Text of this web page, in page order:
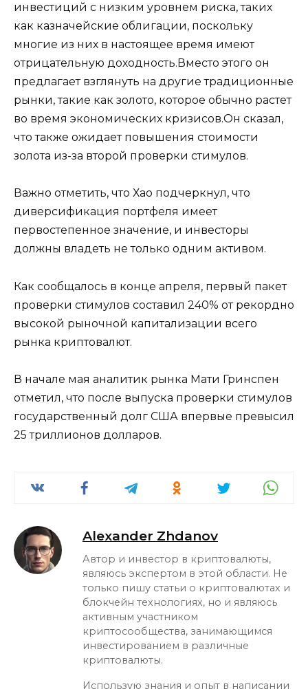
инвестиций с низким уровнем риска, таких
как казначейские облигации, поскольку
многие из них в настоящее время имеют
отрицательную доходность.Вместо этого он
предлагает взглянуть на другие традиционные
рынки, такие как золото, которое обычно растет
во время экономических кризисов.Он сказал,
что также ожидает повышения стоимости
золота из-за второй проверки стимулов.
Важно отметить, что Хао подчеркнул, что
диверсификация портфеля имеет
первостепенное значение, и инвесторы
должны владеть не только одним активом.
Как сообщалось в конце апреля, первый пакет
проверки стимулов составил 240% от рекордно
высокой рыночной капитализации всего
рынка криптовалют.
В начале мая аналитик рынка Мати Гринспен
отметил, что после выпуска проверки стимулов
государственный долг США впервые превысил
25 триллионов долларов.
Alexander Zhdanov
Автор и инвестор в криптовалюты,
являюсь экспертом в этой области. Не
только пишу статьи о криптовалютах и
блокчейн технологиях, но и являюсь
активным участником
криптосообщества, занимающимся
инвестированием в различные
криптовалюты.
Использую знания и опыт в написании